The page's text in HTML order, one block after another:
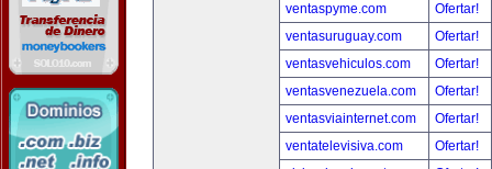
ventaspyme.com
Ofertar!
ventasuruguay.com
Ofertar!
ventasvehiculos.com
Ofertar!
ventasvenezuela.com
Ofertar!
ventasviainternet.com
Ofertar!
ventatelevisiva.com
Ofertar!